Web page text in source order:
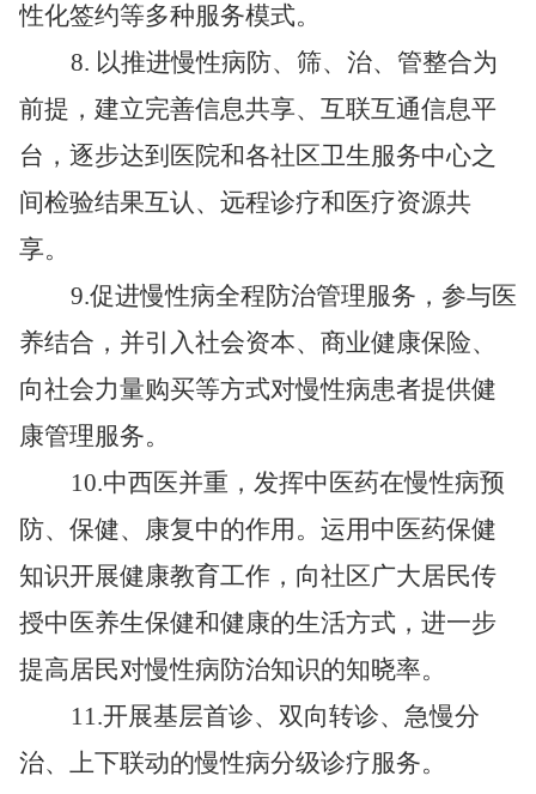
性化签约等多种服务模式。
8. 以推进慢性病防、筛、治、管整合为
前提，建立完善信息共享、互联互通信息平
台，逐步达到医院和各社区卫生服务中心之
间检验结果互认、远程诊疗和医疗资源共
享。
9.促进慢性病全程防治管理服务，参与医
养结合，并引入社会资本、商业健康保险、
向社会力量购买等方式对慢性病患者提供健
康管理服务。
10.中西医并重，发挥中医药在慢性病预
防、保健、康复中的作用。运用中医药保健
知识开展健康教育工作，向社区广大居民传
授中医养生保健和健康的生活方式，进一步
提高居民对慢性病防治知识的知晓率。
11.开展基层首诊、双向转诊、急慢分
治、上下联动的慢性病分级诊疗服务。